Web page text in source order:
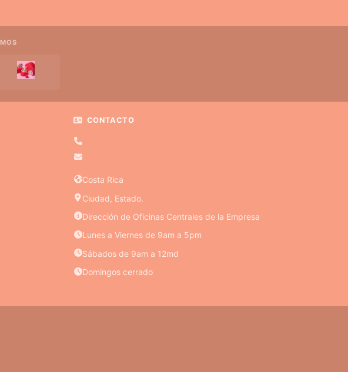
CONTACTO
Costa Rica
Ciudad, Estado.
Dirección de Oficinas Centrales de la Empresa
Lunes a Viernes de 9am a 5pm
Sábados de 9am a 12md
Domingos cerrado